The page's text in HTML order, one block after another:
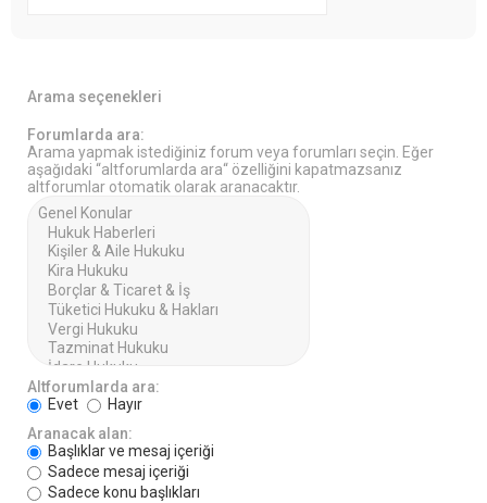
Arama seçenekleri
Forumlarda ara:
Arama yapmak istediğiniz forum veya forumları seçin. Eğer
aşağıdaki “altforumlarda ara“ özelliğini kapatmazsanız
altforumlar otomatik olarak aranacaktır.
Altforumlarda ara:
Evet
Hayır
Aranacak alan:
Başlıklar ve mesaj içeriği
Sadece mesaj içeriği
Sadece konu başlıkları